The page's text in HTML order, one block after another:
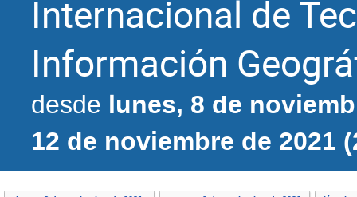
Internacional de
Información
desde lunes, 8 de
12 de noviembre de 2021